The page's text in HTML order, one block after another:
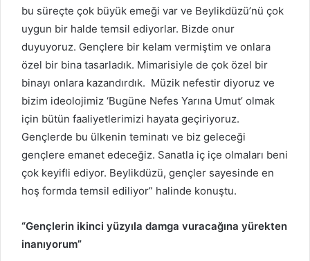
bu süreçte çok büyük emeği var ve Beylikdüzü’nü çok
uygun bir halde temsil ediyorlar. Bizde onur
duyuyoruz. Gençlere bir kelam vermiştim ve onlara
özel bir bina tasarladık. Mimarisiyle de çok özel bir
binayı onlara kazandırdık. Müzik nefestir diyoruz ve
bizim ideolojimiz ‘Bugüne Nefes Yarına Umut’ olmak
için bütün faaliyetlerimizi hayata geçiriyoruz.
Gençlerde bu ülkenin teminatı ve biz geleceği
gençlere emanet edeceğiz. Sanatla iç içe olmaları beni
çok keyifli ediyor. Beylikdüzü, gençler sayesinde en
hoş formda temsil ediliyor” halinde konuştu.
“Gençlerin ikinci yüzyıla damga vuracağına yürekten
inanıyorum”